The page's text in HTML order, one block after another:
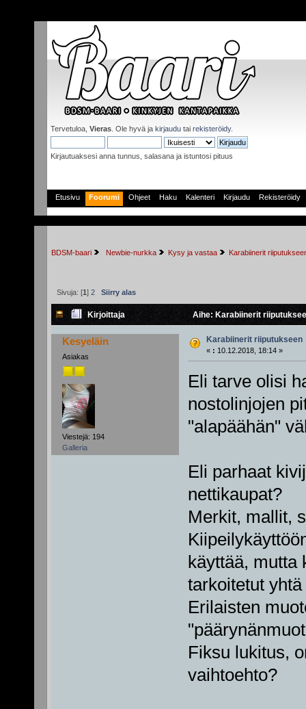
Tervetuloa, Vieras . Ole hyvä ja kirjaudu tai rekisteröidy.
Kirjautuaksesi anna tunnus, salasana ja istuntosi pituus
Etusivu Foorumi Ohjeet Haku Kalenteri Kirjaudu Rekisteröidy
BDSM-baari Newbie-nurkka Kysy ja vastaa Karabiinerit
Sivuja: [1] 2 Siirry alas
Kirjoittaja Aihe: Karabiinerit
Kesyeläin
Asiakas
Viestejä: 194
Galleria
Karabiinerit riiputukseen
« : 10.12.2018, 18:14 »
Eli tarve olisi
nostolinjojen
"alapäähän"
Eli parhaat
nettikaupat?
Merkit, mallit,
käyttää, mutta
tarkoitetut
Erilaisten
Fiksu lukitus,
vaihtoehto?